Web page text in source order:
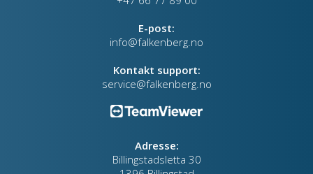
E-post:
info@falkenberg.no
Kontakt support:
service@falkenberg.no
Adresse:
Billingstadsletta 30